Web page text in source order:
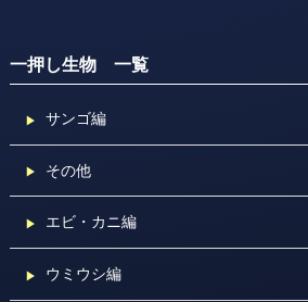
一押し生物 一覧
サンゴ編
その他
エビ・カニ編
ウミウシ編